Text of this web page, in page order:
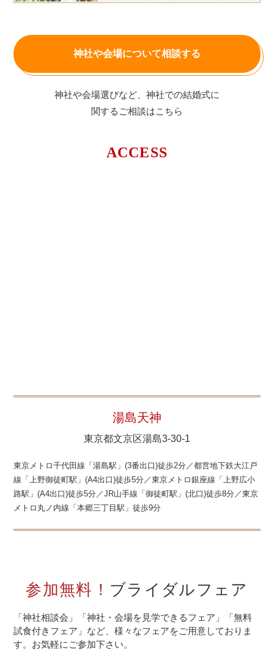
神社や会場について相談する
神社や会場選びなど、神社での結婚式に
関するご相談はこちら
ACCESS
湯島天神
東京都文京区湯島3-30-1
東京メトロ千代田線「湯島駅」(3番出口)徒歩2分／都営地下鉄大江戸
線「上野御徒町駅」(A4出口)徒歩5分／東京メトロ銀座線「上野広小
路駅」(A4出口)徒歩5分／JR山手線「御徒町駅」(北口)徒歩8分／東京
メトロ丸ノ内線「本郷三丁目駅」徒歩9分
参加無料！ ブライダルフェア
「神社相談会」「神社・会場を見学できるフェア」「無料
試食付きフェア」など、様々なフェアをご用意しておりま
す。お気軽にご参加下さい。